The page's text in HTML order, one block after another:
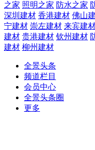
之家 照明之家 防水之家
深圳建材 香港建材 佛山
宁建材 崇左建材 来宾建
建材 贵港建材 钦州建材
建材 柳州建材
全景头条
频道栏目
会员中心
全景头条圈
更多